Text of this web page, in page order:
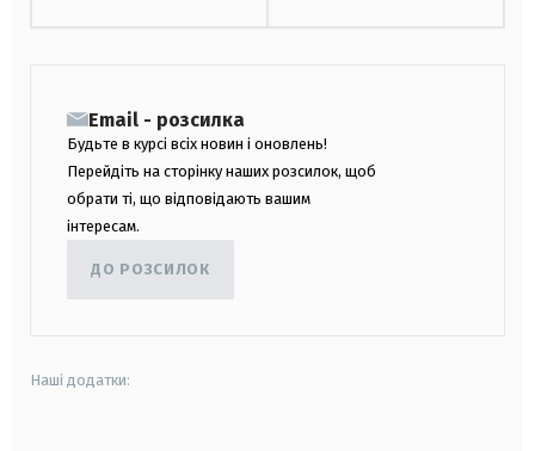
Email - розсилка
Будьте в курсі всіх новин і оновлень!
Перейдіть на сторінку наших розсилок, щоб
обрати ті, що відповідають вашим
інтересам.
ДО РОЗСИЛОК
Наші додатки: